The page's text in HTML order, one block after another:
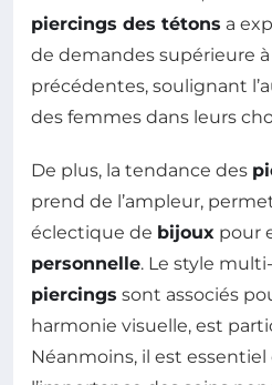
piercings des tétons a
de demandes supérieure
précédentes, soulignant
des femmes dans leurs
De plus, la tendance des
prend de l’ampleur,
éclectique de bijoux pour
personnelle. Le style
piercings sont associés
harmonie visuelle, est
Néanmoins, il est